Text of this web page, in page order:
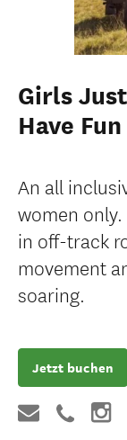
Girls
Have Fun
An all
women
in off-track
movement
soaring.
Jetzt buchen